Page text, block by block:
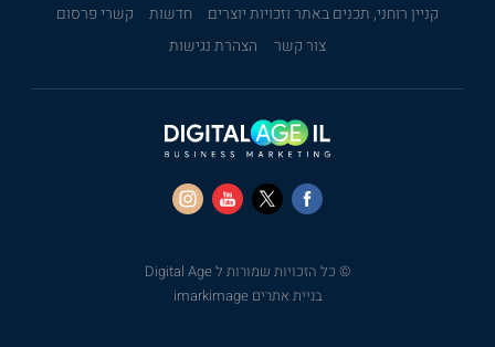
קניין רוחני, תכנים באתר וזכויות יוצרים
חדשות
קשרי פרסום
צור קשר
הצהרת נגישות
© כל הזכויות שמורות ל Digital Age
בניית אתרים imarkimage